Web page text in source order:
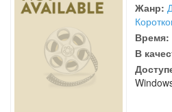
Жанр:
Время:
В